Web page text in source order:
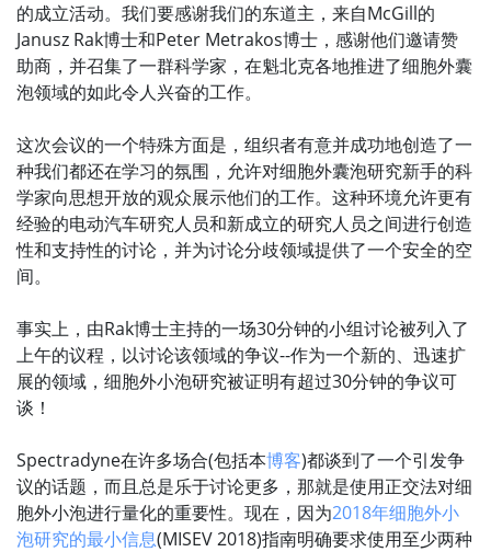
的成立活动。我们要感谢我们的东道主，来自McGill的
Janusz Rak博士和Peter Metrakos博士，感谢他们邀请赞
助商，并召集了一群科学家，在魁北克各地推进了细胞外囊
泡领域的如此令人兴奋的工作。
这次会议的一个特殊方面是，组织者有意并成功地创造了一
种我们都还在学习的氛围，允许对细胞外囊泡研究新手的科
学家向思想开放的观众展示他们的工作。这种环境允许更有
经验的电动汽车研究人员和新成立的研究人员之间进行创造
性和支持性的讨论，并为讨论分歧领域提供了一个安全的空
间。
事实上，由Rak博士主持的一场30分钟的小组讨论被列入了
上午的议程，以讨论该领域的争议--作为一个新的、迅速扩
展的领域，细胞外小泡研究被证明有超过30分钟的争议可
谈！
Spectradyne在许多场合(包括本博客)都谈到了一个引发争
议的话题，而且总是乐于讨论更多，那就是使用正交法对细
胞外小泡进行量化的重要性。现在，因为2018年细胞外小
泡研究的最小信息(MISEV 2018)指南明确要求使用至少两种